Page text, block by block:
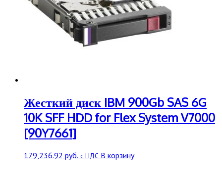
Жесткий диск IBM 900Gb SAS 6G
10K SFF HDD for Flex System V7000
[90Y7661]
179,236.92 руб. с НДС В корзину